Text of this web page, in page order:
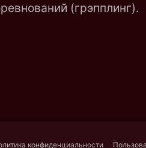
(грэпплинг).
конфиденциальности